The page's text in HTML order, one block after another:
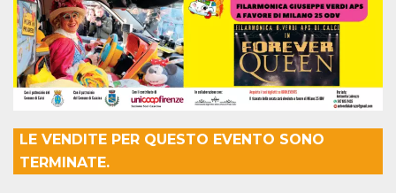
LE VENDITE PER QUESTO EVENTO SONO
TERMINATE.
Inc.
.oooh.events
Cookie from
CloudFlare
stores the proof
of challenge
passed. It is
used to no
longer issue a
captcha or
jschallenge
present. It is
required to